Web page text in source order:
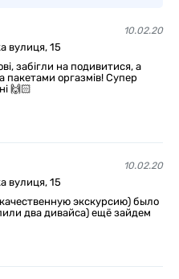
10.02.20
вулиця, 15
забігли на подивитися, а
пакетами оргазмів! Супер
🙌🏻
10.02.20
вулиця, 15
экскурсию) было
два дивайса) ещё зайдем